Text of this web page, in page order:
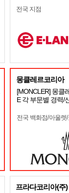
전국 지점
몽클레르코리아
[MONCLER] 몽클
E 각 부문별 경력/
전국 백화점/아울렛
프라다코리아(주)